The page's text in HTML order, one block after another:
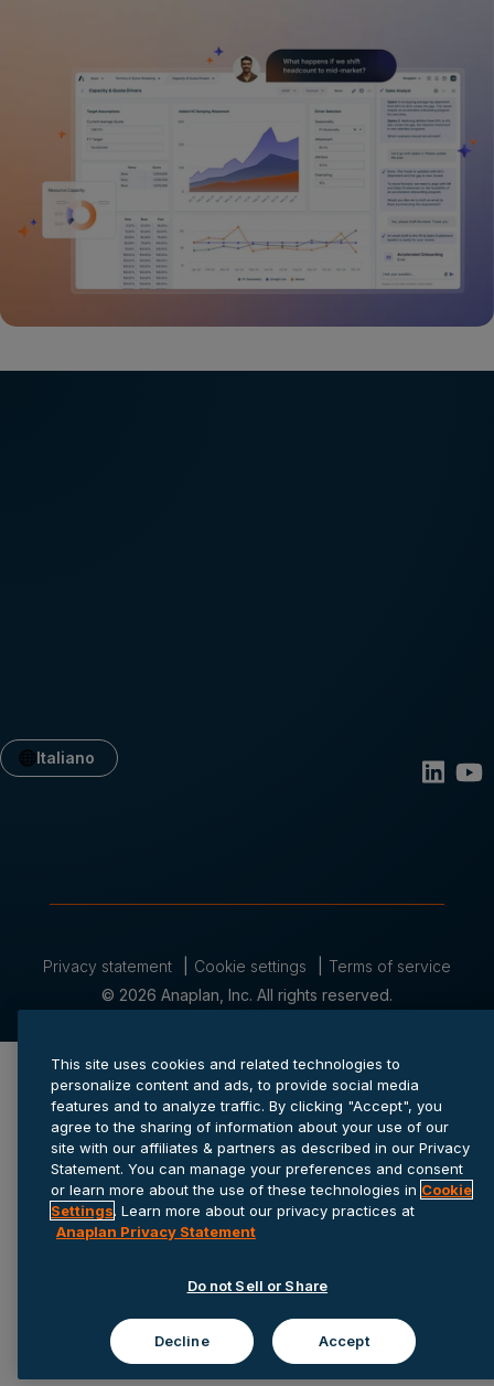
Italiano
© 2026 Anaplan, Inc. All rights reserved.
Privacy statement Cookie settings Terms of service
This site uses cookies and related technologies to
personalize content and ads, to provide social media
features and to analyze traffic. By clicking "Accept", you
agree to the sharing of information about your use of our
site with our affiliates & partners as described in our Privacy
Statement. You can manage your preferences and consent
or learn more about the use of these technologies in Cookie
Settings. Learn more about our privacy practices at
Anaplan Privacy Statement
Do not Sell or Share
Decline Accept